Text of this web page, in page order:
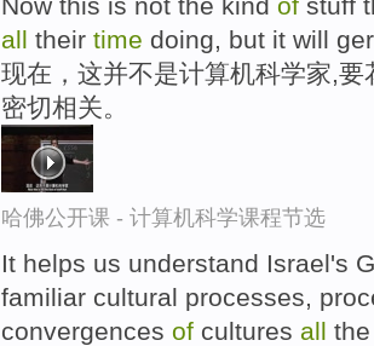
Now this is not the kind of stuff
all their time doing, but it will
现在，这并不是计算机科学家,
密切相关。
哈佛公开课 - 计算机科学课程节选
It helps us understand Israel's
familiar cultural processes,
convergences of cultures all